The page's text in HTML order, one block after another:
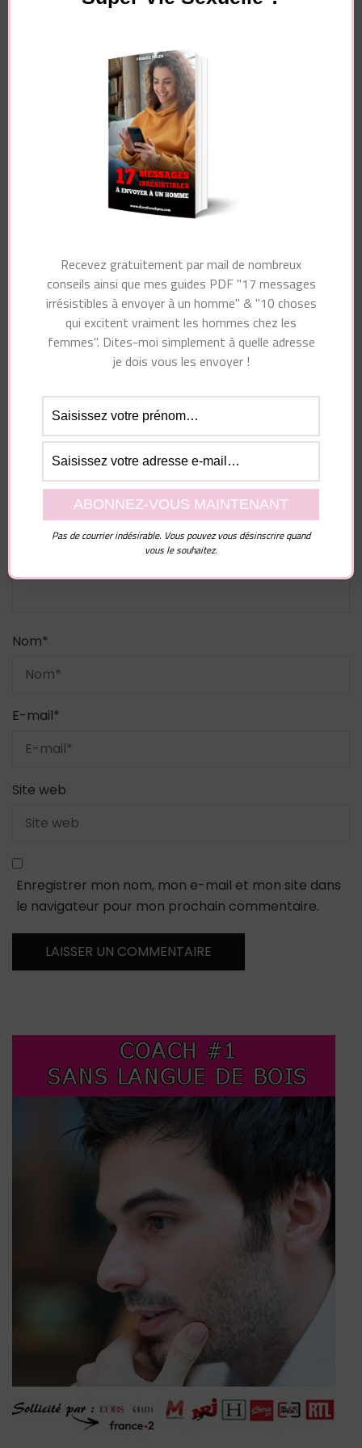
Comment Squirter et
Devenir Femme
Fontaine éjaculatrice
(sans risquer de faire
Vous pourriez également aimer...
Votre adresse e-mail ne sera pas publiée.
champs obligatoires sont indiqués avec*
Commentaire
Nom*
E-mail*
Site web
Enregistrer mon nom, mon e-mail et mon site dans
le navigateur pour mon prochain commentaire.
Recevez gratuitement par mail de nombreux
conseils ainsi que mes guides PDF "17 messages
irrésistibles à envoyer à un homme" & "10 choses
qui excitent vraiment les hommes chez les
femmes". Dites-moi simplement à quelle adresse
je dois vous les envoyer !
Pas de courrier indésirable. Vous pouvez vous désinscrire quand
vous le souhaitez.